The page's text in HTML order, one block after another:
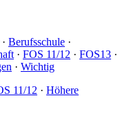
· Berufsschule ·
· FOS 11/12 · FOS13 ·
· Wichtig
11/12 · Höhere